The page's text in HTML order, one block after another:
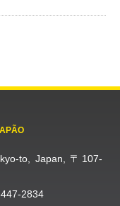
to, Japan, 〒107-
2834